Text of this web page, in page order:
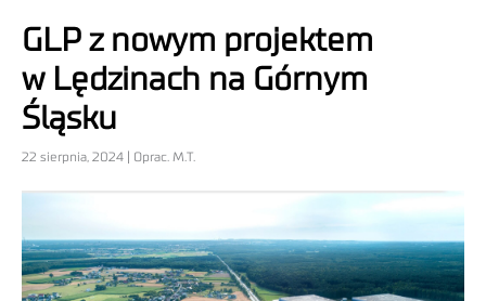
GLP z nowym projektem
w Lędzinach na Górnym
Śląsku
22 sierpnia, 2024 | Oprac. M.T.